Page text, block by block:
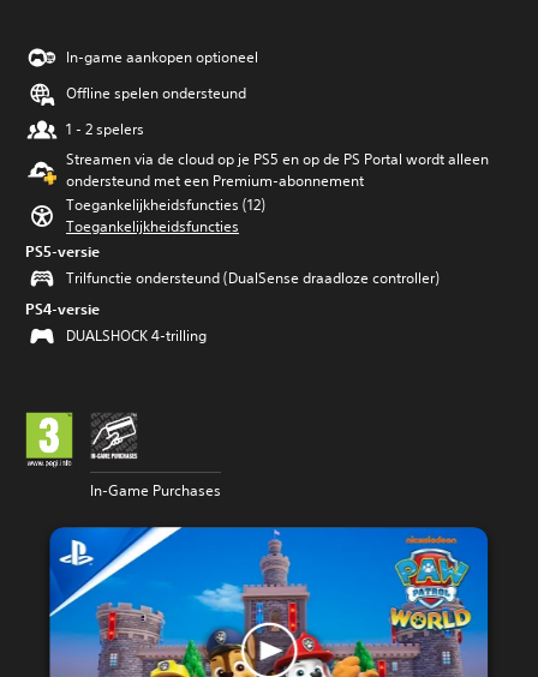
In-game aankopen optioneel
Offline spelen ondersteund
1 - 2 spelers
Streamen via de cloud op je PS5 en op de PS Portal wordt alleen
ondersteund met een Premium-abonnement
Toegankelijkheidsfuncties (12)
Toegankelijkheidsfuncties
PS5-versie
Trilfunctie ondersteund (DualSense draadloze controller)
PS4-versie
DUALSHOCK 4-trilling
In-Game Purchases